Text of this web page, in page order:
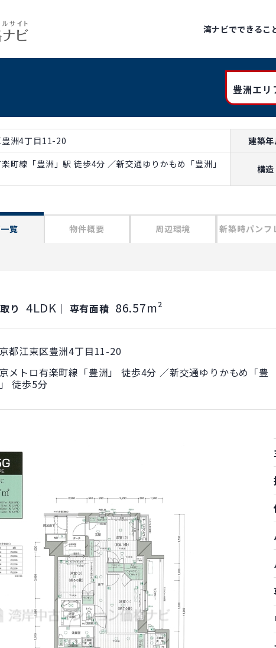
湾ナビでできるこ
豊洲エリ
洲4丁目11-20 建築年
町線「豊洲」駅 徒歩4分 ／新交通ゆりかもめ「豊洲」
構造
覧 物件概要 周辺環境 新築時パンフ
り 4LDK ｜ 専有面積 86.57m²
都江東区豊洲4丁目11-20
メトロ有楽町線「豊洲」 徒歩4分 ／新交通ゆりかもめ「豊
徒歩5分